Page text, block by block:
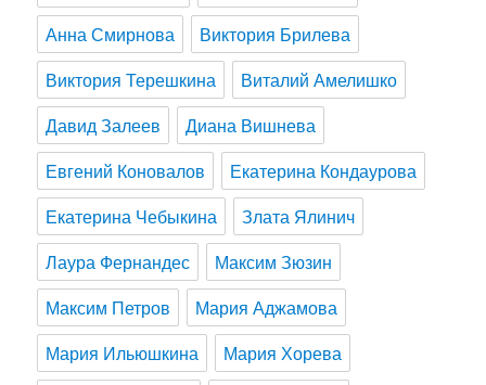
Анна Смирнова
Виктория Брилева
Виктория Терешкина
Виталий Амелишко
Давид Залеев
Диана Вишнева
Евгений Коновалов
Екатерина Кондаурова
Екатерина Чебыкина
Злата Ялинич
Лаура Фернандес
Максим Зюзин
Максим Петров
Мария Аджамова
Мария Ильюшкина
Мария Хорева